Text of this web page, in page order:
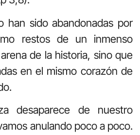
han sido abandonadas por
restos de un inmenso
de la historia, sino que
en el mismo corazón de
desaparece de nuestro
anulando poco a poco.